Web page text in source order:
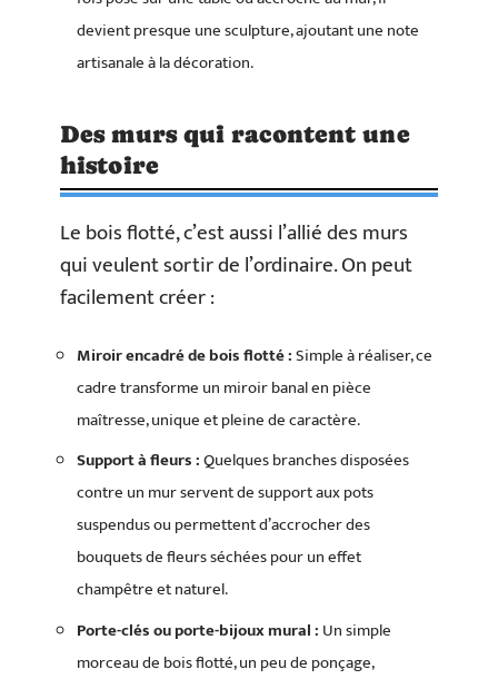
devient presque une sculpture, ajoutant une note
artisanale à la décoration.
Des murs qui racontent une
histoire
Le bois flotté, c’est aussi l’allié des murs
qui veulent sortir de l’ordinaire. On peut
facilement créer :
Miroir encadré de bois flotté :Simple à réaliser, ce
cadre transforme un miroir banal en pièce
maîtresse, unique et pleine de caractère.
Support à fleurs :Quelques branches disposées
contre un mur servent de support aux pots
suspendus ou permettent d’accrocher des
bouquets de fleurs séchées pour un effet
champêtre et naturel.
Porte-clés ou porte-bijoux mural : Un simple
morceau de bois flotté, un peu de ponçage,